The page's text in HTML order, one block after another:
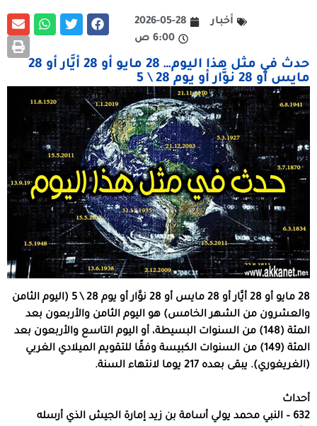
أخبار
2026-05-28
6:00 ص
حدث في مثل هذا اليوم… 28 مايو أو 28 أيَّار أو 28
مايس أو 28 نوَّار أو يوم 28 \ 5
28 مايو أو 28 أيَّار أو 28 مايس أو 28 نوَّار أو يوم 28 \ 5 (اليوم الثامن
والعشرون من الشهر الخامس) هو اليوم الثامن والأربعون بعد
المئة (148) من السنوات البسيطة، أو اليوم التاسع والأربعون بعد
المئة (149) من السنوات الكبيسة وفقًا للتقويم الميلادي الغربي
(الغريغوري). يبقى بعده 217 يوما لانتهاء السنة.
أحداث
632 – النبي محمد يولي أسامة بن زيد إمارة الجيش الذي أرسله